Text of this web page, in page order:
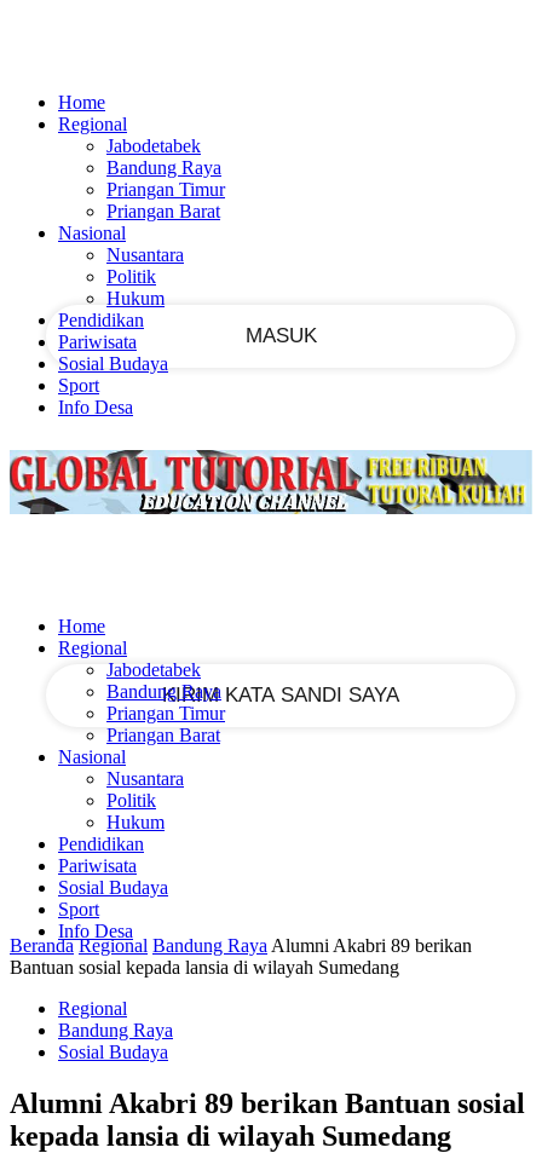
Home
Regional
Jabodetabek
Bandung Raya
Priangan Timur
Priangan Barat
Nasional
Nusantara
Politik
Hukum
Pendidikan
Pariwisata
Sosial Budaya
Sport
Info Desa
kata sandi Anda
Memulihkan kata sandi anda
Home
Regional
Jabodetabek
Bandung Raya
Priangan Timur
Priangan Barat
Nasional
Nusantara
Politik
Hukum
Pendidikan
Pariwisata
Sosial Budaya
Sport
Info Desa
Beranda Regional Bandung Raya Alumni Akabri 89 berikan
Bantuan sosial kepada lansia di wilayah Sumedang
Regional
Bandung Raya
Sosial Budaya
Alumni Akabri 89 berikan Bantuan sosial
kepada lansia di wilayah Sumedang